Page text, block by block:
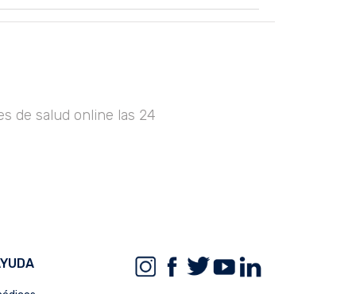
de salud online las 24